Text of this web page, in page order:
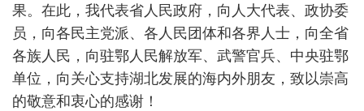
果。在此，我代表省人民政府，向人大代表、政协委
员，向各民主党派、各人民团体和各界人士，向全省
各族人民，向驻鄂人民解放军、武警官兵、中央驻鄂
单位，向关心支持湖北发展的海内外朋友，致以崇高
的敬意和衷心的感谢！